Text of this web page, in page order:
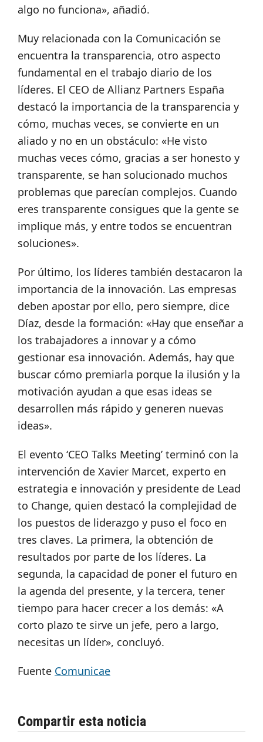
algo no funciona», añadió.
Muy relacionada con la Comunicación se
encuentra la transparencia, otro aspecto
fundamental en el trabajo diario de los
líderes. El CEO de Allianz Partners España
destacó la importancia de la transparencia y
cómo, muchas veces, se convierte en un
aliado y no en un obstáculo: «He visto
muchas veces cómo, gracias a ser honesto y
transparente, se han solucionado muchos
problemas que parecían complejos. Cuando
eres transparente consigues que la gente se
implique más, y entre todos se encuentran
soluciones».
Por último, los líderes también destacaron la
importancia de la innovación. Las empresas
deben apostar por ello, pero siempre, dice
Díaz, desde la formación: «Hay que enseñar a
los trabajadores a innovar y a cómo
gestionar esa innovación. Además, hay que
buscar cómo premiarla porque la ilusión y la
motivación ayudan a que esas ideas se
desarrollen más rápido y generen nuevas
ideas».
El evento ‘CEO Talks Meeting’ terminó con la
intervención de Xavier Marcet, experto en
estrategia e innovación y presidente de Lead
to Change, quien destacó la complejidad de
los puestos de liderazgo y puso el foco en
tres claves. La primera, la obtención de
resultados por parte de los líderes. La
segunda, la capacidad de poner el futuro en
la agenda del presente, y la tercera, tener
tiempo para hacer crecer a los demás: «A
corto plazo te sirve un jefe, pero a largo,
necesitas un líder», concluyó.
Fuente Comunicae
Compartir esta noticia